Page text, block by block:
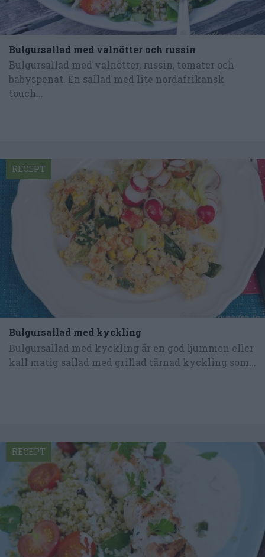
Bulgursallad med valnötter och russin
Bulgursallad med valnötter, russin, tomater och
babyspenat. En sallad med lite nordafrikansk
touch...
Bulgursallad med kyckling
Bulgursallad med kyckling är en god ljummen eller
kall matig sallad med grillad tärnad kyckling som...
RECEPT
RECEPT